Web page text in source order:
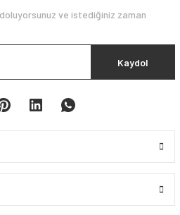
ve istediğiniz zaman
Kaydol